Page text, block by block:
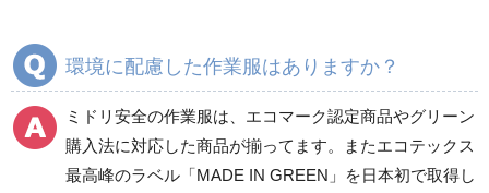
ワークパンツ
春夏ワークパンツ作業
ズボン
カーゴパンツ
春夏カーゴパンツ作業
ズボン
環境に配慮した作業服はありますか？
ミドリ安全の作業服は、エコマーク認定商品やグリーン
購入法に対応した商品が揃ってます。またエコテックス
最高峰のラベル「MADE IN GREEN」を日本初で取得し